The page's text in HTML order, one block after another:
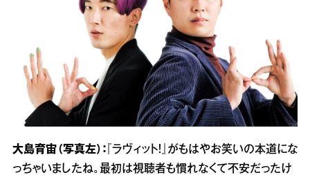
大島育宙（写真左）： 『ラヴィット！』がもはやお笑いの本道にな
っちゃいましたね。最初は視聴者も慣れなくて不安だったけ